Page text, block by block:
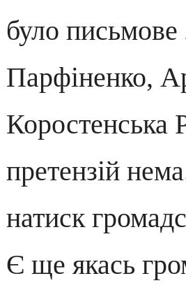
було письмове
Парфіненко,
Коростенська
претензій
натиск
Є ще якась